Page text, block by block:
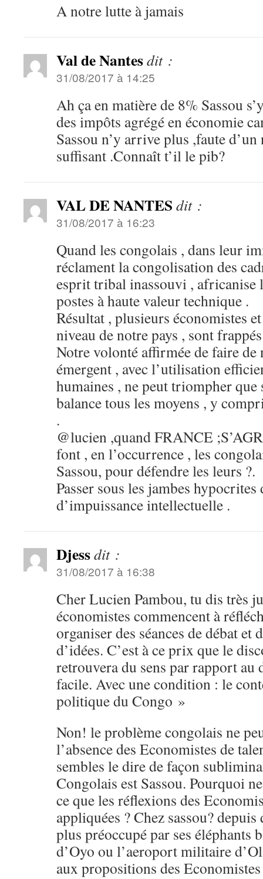
A notre lutte à jamais
Val de Nantesdit :
31/08/2017 à 14:25
Ah ça en matière de 8% Sassou
des impôts agrégé en économie
Sassou n’y arrive plus ,faute d’un
suffisant .Connaît t’il le pib?
VAL DE NANTES dit :
31/08/2017 à 16:23
Quand les congolais , dans leur
réclament la congolisation des
esprit tribal inassouvi , africanise
postes à haute valeur technique .
Résultat , plusieurs économistes
niveau de notre pays , sont
Notre volonté affirmée de faire de
émergent , avec l’utilisation
humaines , ne peut triompher que
balance tous les moyens , y
.
@lucien ,quand FRANCE
font , en l’occurrence , les
Sassou, pour défendre les leurs ?.
Passer sous les jambes
d’impuissance intellectuelle .
Djessdit :
31/08/2017 à 16:38
Cher Lucien Pambou, tu dis très
économistes commencent à
organiser des séances de débat et
d’idées. C’est à ce prix que le
retrouvera du sens par rapport
facile. Avec une condition : le
politique du Congo »
Non! le problème congolais ne
l’absence des Economistes de
sembles le dire de façon
Congolais est Sassou. Pourquoi
ce que les réflexions des
appliquées ? Chez sassou?
plus préoccupé par ses éléphants
d’Oyo ou l’aeroport militaire
aux propositions des